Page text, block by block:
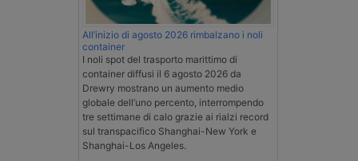
All’inizio di agosto 2026 rimbalzano i noli
container
I noli spot del trasporto marittimo di
container diffusi il 6 agosto 2026 da
Drewry mostrano un aumento medio
globale dell’uno percento, interrompendo
tre settimane di calo grazie ai rialzi record
sul transpacifico Shanghai-New York e
Shanghai-Los Angeles.